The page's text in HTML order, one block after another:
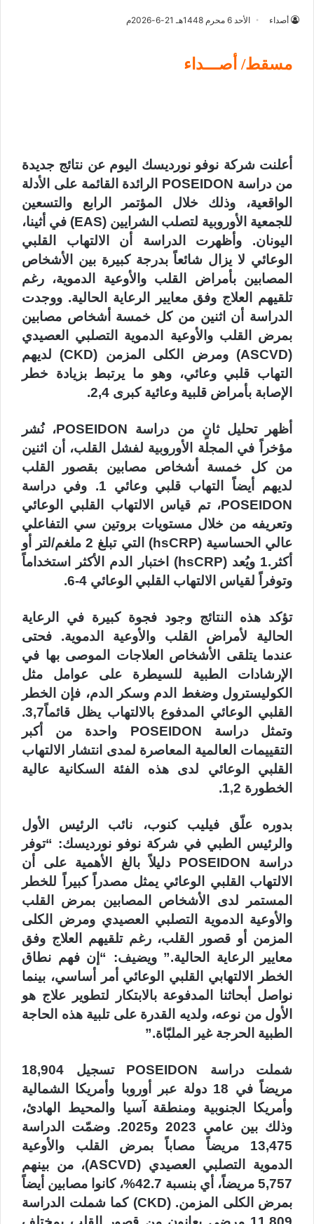
أصداء الأحد 6 محرم 1448هـ 21-6-2026م
مسقط/ أصـــداء
أعلنت شركة نوفو نورديسك اليوم عن نتائج جديدة
من دراسة POSEIDON الرائدة القائمة على الأدلة
الواقعية، وذلك خلال المؤتمر الرابع والتسعين
للجمعية الأوروبية لتصلب الشرايين (EAS) في أثينا،
اليونان. وأظهرت الدراسة أن الالتهاب القلبي
الوعائي لا يزال شائعاً بدرجة كبيرة بين الأشخاص
المصابين بأمراض القلب والأوعية الدموية، رغم
تلقيهم العلاج وفق معايير الرعاية الحالية. ووجدت
الدراسة أن اثنين من كل خمسة أشخاص مصابين
بمرض القلب والأوعية الدموية التصلبي العصيدي
(ASCVD) ومرض الكلى المزمن (CKD) لديهم
التهاب قلبي وعائي، وهو ما يرتبط بزيادة خطر
الإصابة بأمراض قلبية وعائية كبرى 2,4.
أظهر تحليل ثانٍ من دراسة POSEIDON، نُشر
مؤخراً في المجلة الأوروبية لفشل القلب، أن اثنين
من كل خمسة أشخاص مصابين بقصور القلب
لديهم أيضاً التهاب قلبي وعائي 1. وفي دراسة
POSEIDON، تم قياس الالتهاب القلبي الوعائي
وتعريفه من خلال مستويات بروتين سي التفاعلي
عالي الحساسية (hsCRP) التي تبلغ 2 ملغم/لتر أو
أكثر.1 ويُعد (hsCRP) اختبار الدم الأكثر استخداماً
وتوفراً لقياس الالتهاب القلبي الوعائي 4-6.
تؤكد هذه النتائج وجود فجوة كبيرة في الرعاية
الحالية لأمراض القلب والأوعية الدموية. فحتى
عندما يتلقى الأشخاص العلاجات الموصى بها في
الإرشادات الطبية للسيطرة على عوامل مثل
الكوليسترول وضغط الدم وسكر الدم، فإن الخطر
القلبي الوعائي المدفوع بالالتهاب يظل قائماً3,7.
وتمثل دراسة POSEIDON واحدة من أكبر
التقييمات العالمية المعاصرة لمدى انتشار الالتهاب
القلبي الوعائي لدى هذه الفئة السكانية عالية
الخطورة 1,2.
بدوره علّق فيليب كنوب، نائب الرئيس الأول
والرئيس الطبي في شركة نوفو نورديسك: “توفر
دراسة POSEIDON دليلاً بالغ الأهمية على أن
الالتهاب القلبي الوعائي يمثل مصدراً كبيراً للخطر
المستمر لدى الأشخاص المصابين بمرض القلب
والأوعية الدموية التصلبي العصيدي ومرض الكلى
المزمن أو قصور القلب، رغم تلقيهم العلاج وفق
معايير الرعاية الحالية.” ويضيف: “إن فهم نطاق
الخطر الالتهابي القلبي الوعائي أمر أساسي، بينما
نواصل أبحاثنا المدفوعة بالابتكار لتطوير علاج هو
الأول من نوعه، ولديه القدرة على تلبية هذه الحاجة
الطبية الحرجة غير الملبّاة.”
شملت دراسة POSEIDON تسجيل 18,904
مريضاً في 18 دولة عبر أوروبا وأمريكا الشمالية
وأمريكا الجنوبية ومنطقة آسيا والمحيط الهادئ،
وذلك بين عامي 2023 و2025. وضمّت الدراسة
13,475 مريضاً مصاباً بمرض القلب والأوعية
الدموية التصلبي العصيدي (ASCVD)، من بينهم
5,757 مريضاً، أي بنسبة 42.7%، كانوا مصابين أيضاً
بمرض الكلى المزمن. (CKD) كما شملت الدراسة